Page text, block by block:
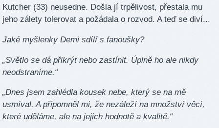
Kutcher (33) neusedne. Došla jí trpělivost, přestala mu
jeho zálety tolerovat a požádala o rozvod. A teď se diví...
Jaké myšlenky Demi sdílí s fanoušky?
„Světlo se dá přikrýt nebo zastínit. Úplně ho ale nikdy
neodstraníme.“
„Dnes jsem zahlédla kousek nebe, který se na mě
usmíval. A připomněl mi, že nezáleží na množství věcí,
které uděláme, ale na jejich hodnotě a kvalitě.“